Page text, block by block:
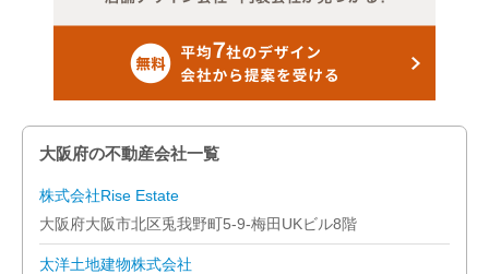
大阪府の不動産会社一覧
株式会社Rise Estate
大阪府大阪市北区兎我野町5-9-梅田UKビル8階
太洋土地建物株式会社